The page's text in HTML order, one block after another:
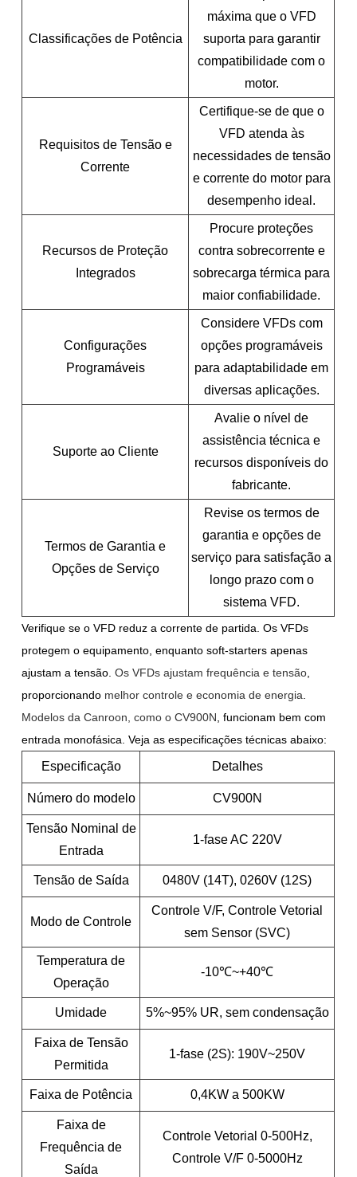
Classificações de Potência
máxima que o VFD
suporta para garantir
compatibilidade com o
motor.
Requisitos de Tensão e
Corrente
Certifique-se de que o
VFD atenda às
necessidades de tensão
e corrente do motor para
desempenho ideal.
Recursos de Proteção
Integrados
Procure proteções
contra sobrecorrente e
sobrecarga térmica para
maior confiabilidade.
Configurações
Programáveis
Considere VFDs com
opções programáveis
para adaptabilidade em
diversas aplicações.
Suporte ao Cliente
Avalie o nível de
assistência técnica e
recursos disponíveis do
fabricante.
Termos de Garantia e
Opções de Serviço
Revise os termos de
garantia e opções de
serviço para satisfação a
longo prazo com o
sistema VFD.
Verifique se o VFD reduz a corrente de partida. Os VFDs
protegem o equipamento, enquanto soft-starters apenas
ajustam a tensão.Os VFDs ajustam frequência e tensão,
proporcionando melhor controle e economia de energia.
Modelos da Canroon, como o CV900N, funcionam bem com
entrada monofásica. Veja as especificações técnicas abaixo:
Especificação Detalhes
Número do modelo CV900N
Tensão Nominal de
Entrada
1-fase AC 220V
Tensão de Saída 0480V (14T), 0260V (12S)
Modo de Controle
Controle V/F, Controle Vetorial
sem Sensor (SVC)
Temperatura de
Operação
-10℃~+40℃
Umidade 5%~95% UR, sem condensação
Faixa de Tensão
Permitida
1-fase (2S): 190V~250V
Faixa de Potência 0,4KW a 500KW
Faixa de
Frequência de
Saída
Controle Vetorial 0-500Hz,
Controle V/F 0-5000Hz